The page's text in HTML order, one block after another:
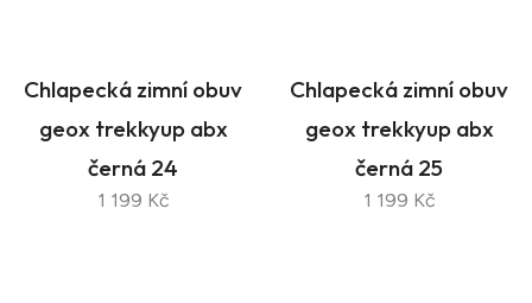
Chlapecká zimní obuv
geox trekkyup abx
černá 24
1 199 Kč
Chlapecká zimní obuv
geox trekkyup abx
černá 25
1 199 Kč